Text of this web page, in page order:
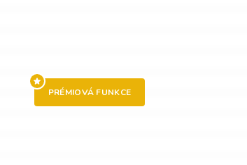
PRÉMIOVÁ FUNKCE